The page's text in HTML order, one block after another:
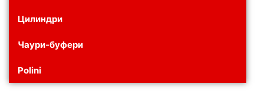
Цилиндри
Чаури-буфери
Polini